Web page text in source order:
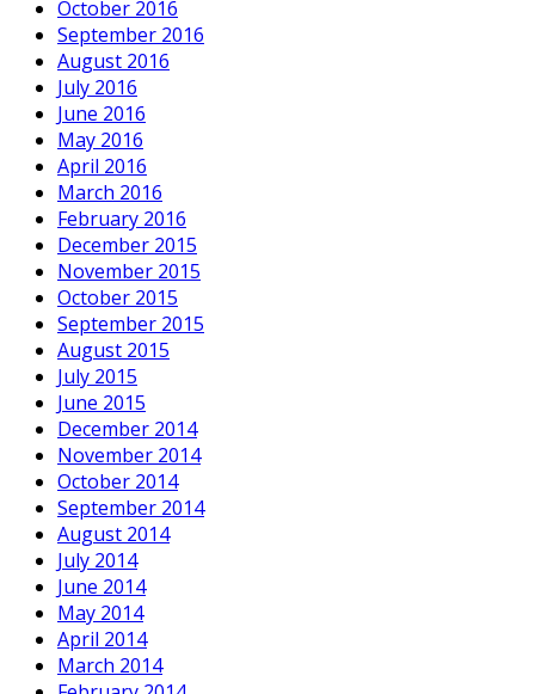
October 2016
September 2016
August 2016
July 2016
June 2016
May 2016
April 2016
March 2016
February 2016
December 2015
November 2015
October 2015
September 2015
August 2015
July 2015
June 2015
December 2014
November 2014
October 2014
September 2014
August 2014
July 2014
June 2014
May 2014
April 2014
March 2014